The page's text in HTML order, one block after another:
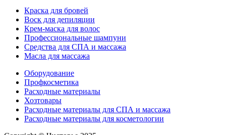
Краска для бровей
Воск для депиляции
Крем-маска для волос
Профессиональные шампуни
Средства для СПА и массажа
Масла для массажа
Оборудование
Профкосметика
Расходные материалы
Хозтовары
Расходные материалы для СПА и массажа
Расходные материалы для косметологии